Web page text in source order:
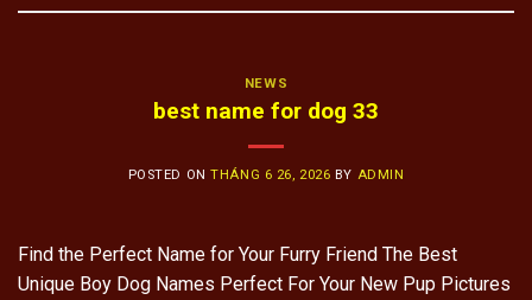
NEWS
best name for dog 33
POSTED ONTHÁNG 6 26, 2026 BY ADMIN
Find the Perfect Name for Your Furry Friend The Best
Unique Boy Dog Names Perfect For Your New Pup Pictures